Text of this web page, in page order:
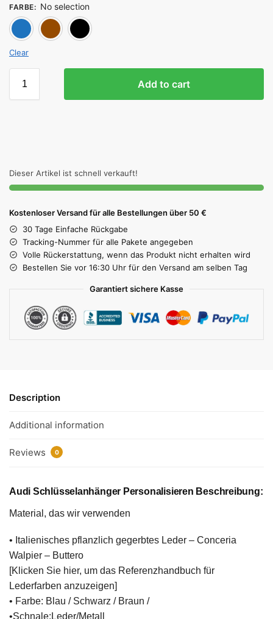
FARBE: No selection
Blau
Clear
Add to cart
Dieser Artikel ist schnell verkauft!
Kostenloser Versand für alle Bestellungen über 50 €
30 Tage Einfache Rückgabe
Tracking-Nummer für alle Pakete angegeben
Volle Rückerstattung, wenn das Produkt nicht erhalten wird
Bestellen Sie vor 16:30 Uhr für den Versand am selben Tag
Garantiert sichere Kasse
Description
Additional information
Reviews 0
Audi Schlüsselanhänger Personalisieren Beschreibung:
Material, das wir verwenden
• Italienisches pflanzlich gegerbtes Leder – Conceria
Walpier – Buttero
[Klicken Sie hier, um das Referenzhandbuch für
Lederfarben anzuzeigen]
• Farbe: Blau / Schwarz / Braun /
•Schnale:Leder/Metall